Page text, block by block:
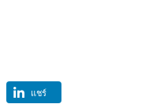
แชร์